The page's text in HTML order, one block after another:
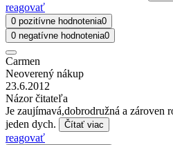
reagovať
0 pozitívne hodnotenia0
0 negatívne hodnotenia0
Carmen
Neoverený nákup
23.6.2012
Názor čitateľa
Je zaujímavá,dobrodružná a zároven
jeden dych.
Čítať viac
reagovať